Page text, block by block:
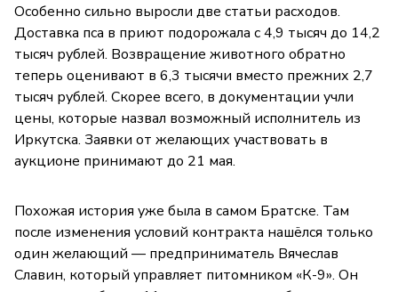
Особенно сильно выросли две статьи расходов.
Доставка пса в приют подорожала с 4,9 тысяч до 14,2
тысяч рублей. Возвращение животного обратно
теперь оценивают в 6,3 тысячи вместо прежних 2,7
тысяч рублей. Скорее всего, в документации учли
цены, которые назвал возможный исполнитель из
Иркутска. Заявки от желающих участвовать в
аукционе принимают до 21 мая.
Похожая история уже была в самом Братске. Там
после изменения условий контракта нашёлся только
один желающий — предприниматель Вячеслав
Славин, который управляет питомником «К-9». Он